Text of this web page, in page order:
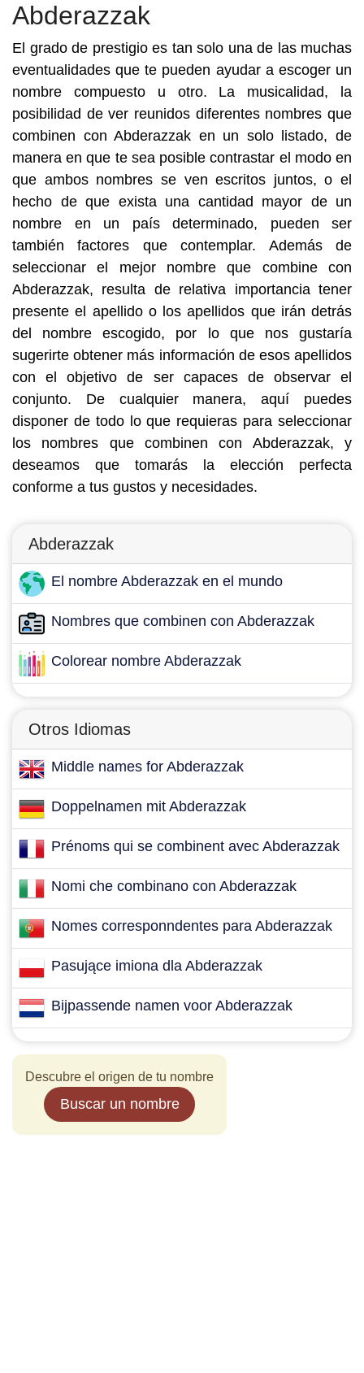
Abderazzak
El grado de prestigio es tan solo una de las muchas
eventualidades que te pueden ayudar a escoger un
nombre compuesto u otro. La musicalidad, la
posibilidad de ver reunidos diferentes nombres que
combinen con Abderazzak en un solo listado, de
manera en que te sea posible contrastar el modo en
que ambos nombres se ven escritos juntos, o el
hecho de que exista una cantidad mayor de un
nombre en un país determinado, pueden ser
también factores que contemplar. Además de
seleccionar el mejor nombre que combine con
Abderazzak, resulta de relativa importancia tener
presente el apellido o los apellidos que irán detrás
del nombre escogido, por lo que nos gustaría
sugerirte obtener más información de esos apellidos
con el objetivo de ser capaces de observar el
conjunto. De cualquier manera, aquí puedes
disponer de todo lo que requieras para seleccionar
los nombres que combinen con Abderazzak, y
deseamos que tomarás la elección perfecta
conforme a tus gustos y necesidades.
Abderazzak
El nombre Abderazzak en el mundo
Nombres que combinen con Abderazzak
Colorear nombre Abderazzak
Otros Idiomas
Middle names for Abderazzak
Doppelnamen mit Abderazzak
Prénoms qui se combinent avec Abderazzak
Nomi che combinano con Abderazzak
Nomes corresponndentes para Abderazzak
Pasujące imiona dla Abderazzak
Bijpassende namen voor Abderazzak
Descubre el origen de tu nombre
Buscar un nombre